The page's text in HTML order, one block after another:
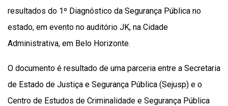
resultados do 1º Diagnóstico da Segurança Pública no
estado, em evento no auditório JK, na Cidade
Administrativa, em Belo Horizonte.
O documento é resultado de uma parceria entre a Secretaria
de Estado de Justiça e Segurança Pública (Sejusp) e o
Centro de Estudos de Criminalidade e Segurança Pública